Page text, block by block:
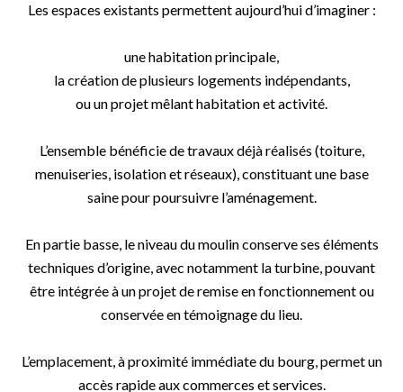
Les espaces existants permettent aujourd’hui d’imaginer :
une habitation principale,
la création de plusieurs logements indépendants,
ou un projet mêlant habitation et activité.
L’ensemble bénéficie de travaux déjà réalisés (toiture,
menuiseries, isolation et réseaux), constituant une base
saine pour poursuivre l’aménagement.
En partie basse, le niveau du moulin conserve ses éléments
techniques d’origine, avec notamment la turbine, pouvant
être intégrée à un projet de remise en fonctionnement ou
conservée en témoignage du lieu.
L’emplacement, à proximité immédiate du bourg, permet un
accès rapide aux commerces et services.